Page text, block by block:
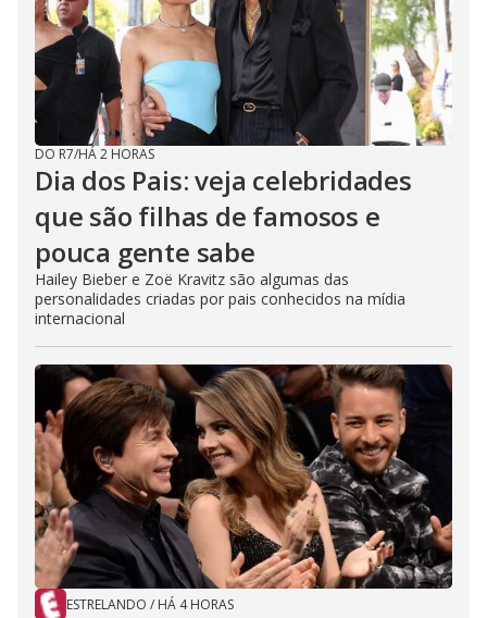
DO R7/HÁ 2 HORAS
Dia dos Pais: veja celebridades
que são filhas de famosos e
pouca gente sabe
Hailey Bieber e Zoë Kravitz são algumas das
personalidades criadas por pais conhecidos na mídia
internacional
ESTRELANDO / HÁ 4 HORAS